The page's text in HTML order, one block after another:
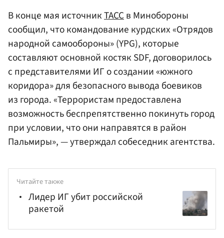
В конце мая источникТАССв Минобороны
сообщил, что командование курдских «Отрядов
народной самообороны» (YPG), которые
составляют основной костяк SDF, договорилось
с представителями ИГ о создании «южного
коридора» для безопасного вывода боевиков
из города. «Террористам предоставлена
возможность беспрепятственно покинуть город
при условии, что они направятся в район
Пальмиры», — утверждал собеседник агентства.
Читайте также
Лидер ИГ убит российской
ракетой